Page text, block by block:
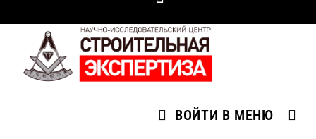
ВОЙТИ В МЕНЮ